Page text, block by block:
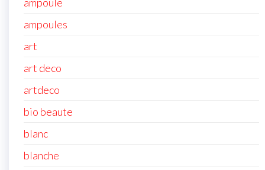
ampoules
art
art deco
artdeco
bio beaute
blanc
blanche